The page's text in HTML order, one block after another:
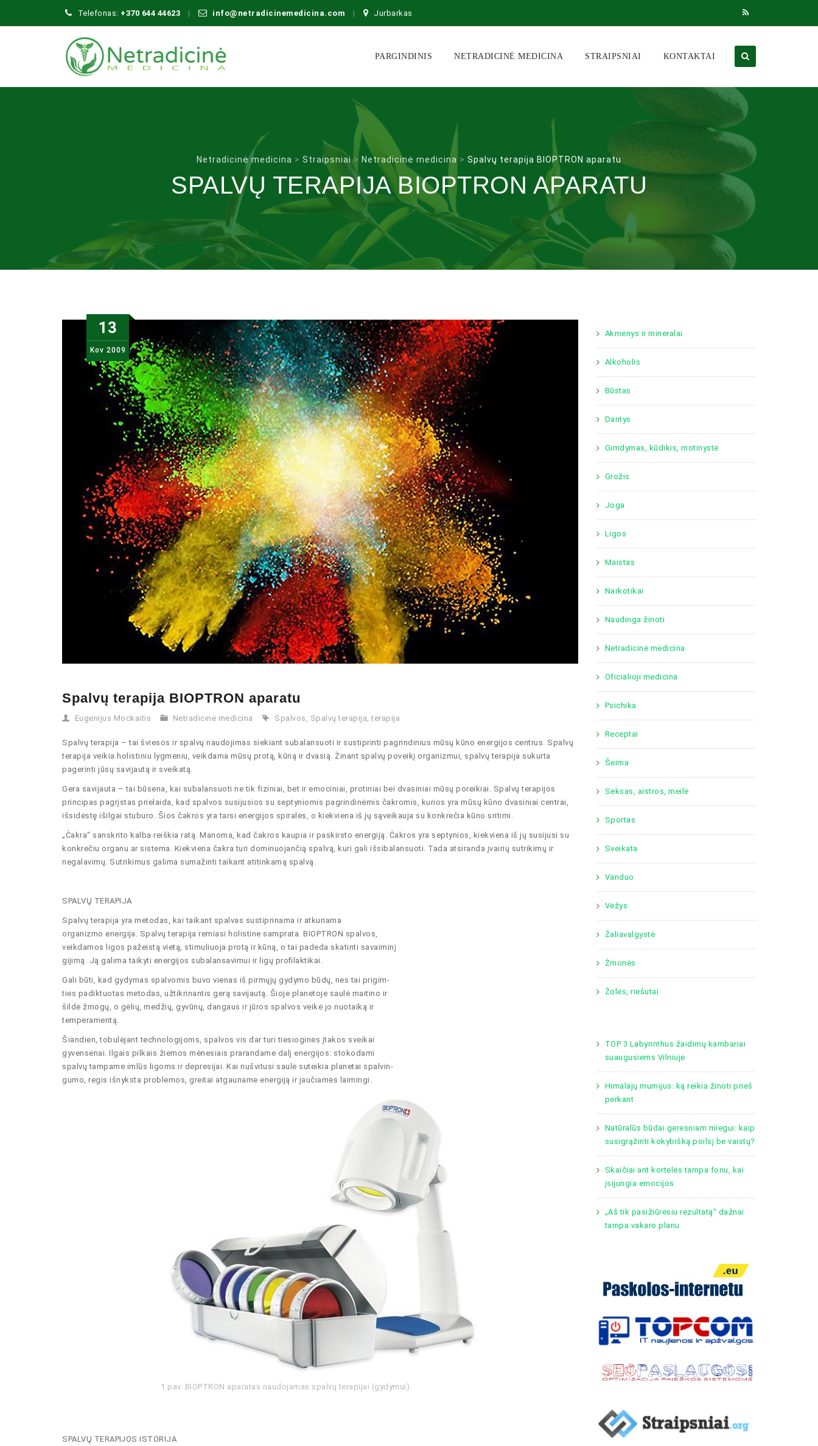
Telefonas: +370 644 44623 info@netradicinemedicina.com Jurbarkas
content
PARGINDINIS NETRADICINĖ MEDICINA STRAIPSNIAI KONTAKTAI
Netradicinė medicina > Straipsniai> Netradicinė medicina > Spalvų terapija BIOPTRON aparatu
SPALVŲ TERAPIJA BIOPTRON APARATU
13
Kov 2009
Spalvų terapija BIOPTRON aparatu
Eugenijus Mockaitis Netradicinė medicina Spalvos , Spalvų terapija,terapija
Spalvų terapija – tai šviesos ir spalvų naudojimas siekiant subalansuoti ir sustiprinti pagrindinius mūsų kūno energijos centrus. Spalvų
terapija veikia holistiniu lygmeniu, veikdama mūsų protą, kūną ir dvasią. Žinant spalvų poveikį organizmui, spalvų terapija sukurta
pagerinti jūsų savijautą ir sveikatą.
Gera savijauta – tai būsena, kai subalansuoti ne tik fiziniai, bet ir emociniai, protiniai bei dvasiniai mūsų poreikiai. Spalvų terapijos
principas pagrįstas prielaida, kad spalvos susijusios su septyniomis pagrindinėmis čakromis, kurios yra mūsų kūno dvasiniai centrai,
išsidėstę išilgai stuburo. Šios čakros yra tarsi energijos spiralės, o kiekviena iš jų sąveikauja su konkrečia kūno sritimi.
„Čakra“ sanskrito kalba reiškia ratą. Manoma, kad čakros kaupia ir paskirsto energiją. Čakros yra septynios, kiekviena iš jų susijusi su
konkrečiu organu ar sistema. Kiekviena čakra turi dominuojančią spalvą, kuri gali išsibalansuoti. Tada atsiranda įvairių sutrikimų ir
negalavimų. Sutrikimus galima sumažinti taikant atitinkamą spalvą.
SPALVŲ TERAPIJA
Spalvų terapija yra metodas, kai taikant spalvas sustiprinama ir atkuriama
organizmo energĳa. Spalvų terapĳa remiasi holistine samprata. BIOPTRON spalvos,
veikdamos ligos pažeistą vietą, stimuliuoja protą ir kūną, o tai padeda skatinti savaiminį
gĳimą. Ją galima taikyti energĳos subalansavimui ir ligų proﬁlaktikai.
Gali būti, kad gydymas spalvomis buvo vienas iš pirmųjų gydymo būdų, nes tai prigim-
ties padiktuotas metodas, užtikrinantis gerą savĳautą. Šioje planetoje saulė maitino ir
šildė žmogų, o gėlių, medžių, gyvūnų, dangaus ir jūros spalvos veikė jo nuotaiką ir
temperamentą.
Šiandien, tobulėjant technologĳoms, spalvos vis dar turi tiesioginės įtakos sveikai
gyvensenai. Ilgais pilkais žiemos mėnesiais prarandame dalį energĳos: stokodami
spalvų tampame imlūs ligoms ir depresĳai. Kai nušvitusi saulė suteikia planetai spalvin-
gumo, regis išnyksta problemos, greitai atgauname energĳą ir jaučiamės laimingi.
1 pav. BIOPTRON aparatas naudojamas spalvų terapijai (gydymui).
SPALVŲ TERAPĲOS ISTORIJA
Akmenys ir mineralai
Alkoholis
Būstas
Dantys
Gimdymas, kūdikis, motinystė
Grožis
Joga
Ligos
Maistas
Narkotikai
Naudinga žinoti
Netradicinė medicina
Oficialioji medicina
Psichika
Receptai
Šeima
Seksas, aistros, meilė
Sportas
Sveikata
Vanduo
Vėžys
Žaliavalgystė
Žmonės
Žolės, riešutai
TOP 3 Labyrinthus žaidimų kambariai
suaugusiems Vilniuje
Himalajų mumijus: ką reikia žinoti prieš
perkant
Natūralūs būdai geresniam miegui: kaip
susigrąžinti kokybišką poilsį be vaistų?
Skaičiai ant kortelės tampa fonu, kai
įsijungia emocijos
„Aš tik pasižiūrėsiu rezultatą“ dažnai
tampa vakaro planu